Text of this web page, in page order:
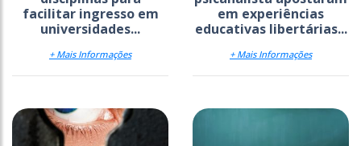
facilitar ingresso em
universidades...
+ Mais Informações
em experiências
educativas libertárias...
+ Mais Informações